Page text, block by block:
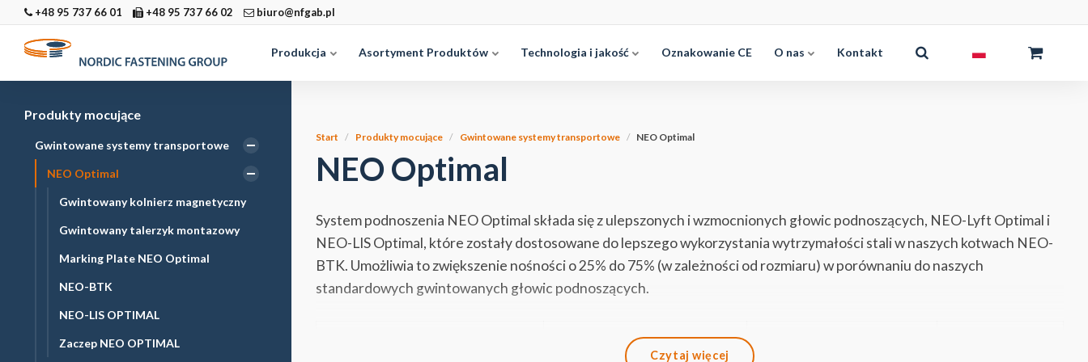
+48 95 737 66 01 +48 95 737 66 02 biuro@nfgab.pl
Produkcja Asortyment Produktów Technologia i jakość Oznakowanie CE O nas Kontakt
Produkty mocujące
Gwintowane systemy transportowe
NEO Optimal
Gwintowany kolnierz magnetyczny
Gwintowany talerzyk montazowy
Marking Plate NEO Optimal
NEO-BTK
NEO-LIS OPTIMAL
Zaczep NEO OPTIMAL
Start Produkty mocujące Gwintowane systemy transportowe NEO Optimal
NEO Optimal
System podnoszenia NEO Optimal składa się z ulepszonych i wzmocnionych głowic podnoszących, NEO-Lyft Optimal i
NEO-LIS Optimal, które zostały dostosowane do lepszego wykorzystania wytrzymałości stali w naszych kotwach NEO-
BTK. Umożliwia to zwiększenie nośności o 25% do 75% (w zależności od rozmiaru) w porównaniu do naszych
standardowych gwintowanych głowic podnoszących.
Czytaj więcej